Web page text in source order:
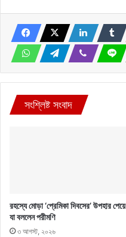
সংশ্লিষ্ট সংবাদ
রহস্যে মোড়া ‘প্রেমিকা দিবসের’ উপহার পেয়ে
যা বললেন পরীমণি
৩ আগস্ট, ২০২৬